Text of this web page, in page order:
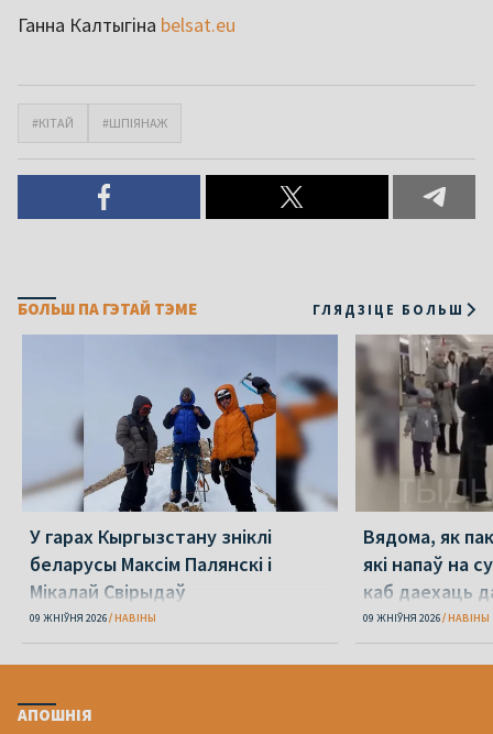
Ганна Калтыгіна belsat.eu
#КІТАЙ #ШПІЯНАЖ
БОЛЬШ ПА ГЭТАЙ ТЭМЕ ГЛЯДЗІЦЕ БОЛЬШ
У гарах Кыргызстану зніклі
беларусы Максім Палянскі і
Мікалай Свірыдаў
09 ЖНІЎНЯ 2026 НАВІНЫ
Вядома, як
які напаў на
каб даехаць
09 ЖНІЎНЯ 2026 НАВІНЫ
АПОШНІЯ